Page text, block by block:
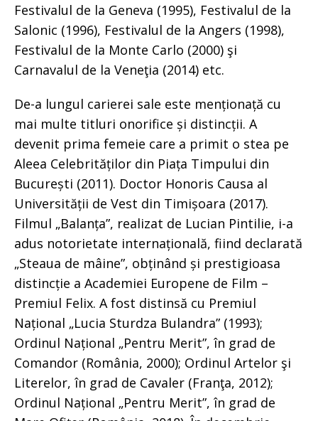
Festivalul de la Geneva (1995), Festivalul de la
Salonic (1996), Festivalul de la Angers (1998),
Festivalul de la Monte Carlo (2000) şi
Carnavalul de la Veneţia (2014) etc.
De-a lungul carierei sale este menționață cu
mai multe titluri onorifice și distincții. A
devenit prima femeie care a primit o stea pe
Aleea Celebrităților din Piața Timpului din
București (2011). Doctor Honoris Causa al
Universității de Vest din Timișoara (2017).
Filmul „Balanța”, realizat de Lucian Pintilie, i-a
adus notorietate internațională, fiind declarată
„Steaua de mâine”, obținând și prestigioasa
distincție a Academiei Europene de Film –
Premiul Felix. A fost distinsă cu Premiul
Național „Lucia Sturdza Bulandra” (1993);
Ordinul Național „Pentru Merit”, în grad de
Comandor (România, 2000); Ordinul Artelor şi
Literelor, în grad de Cavaler (Franţa, 2012);
Ordinul Național „Pentru Merit”, în grad de